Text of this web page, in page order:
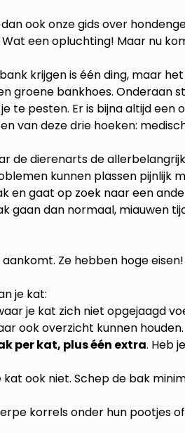
dan ook onze gids over
een opluchting! Maar nu
krijgen is één ding, maar
te pesten. Er is bijna altijd
van deze drie hoeken:
de dierenarts de
kunnen plassen pijnlijk
gaat op zoek naar een
gaan dan normaal, miauwen
Ze hebben hoge
je kat:
je kat zich niet opgejaagd
ook overzicht kunnen houden.
per kat, plus één extra. Heb
kat ook niet. Schep de bak
korrels onder hun pootjes